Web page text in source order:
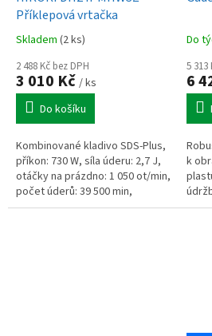
Příklepová vrtačka
Skladem (2 ks)
2 488 Kč bez DPH
3 010 Kč / ks
Do košíku
Kombinované kladivo SDS-Plus,
příkon: 730 W, síla úderu: 2,7 J,
otáčky na prázdno: 1 050 ot/min,
počet úderů: 39 500 min,
hmotnost: 3,0 kg.
Do
5 313
6
k